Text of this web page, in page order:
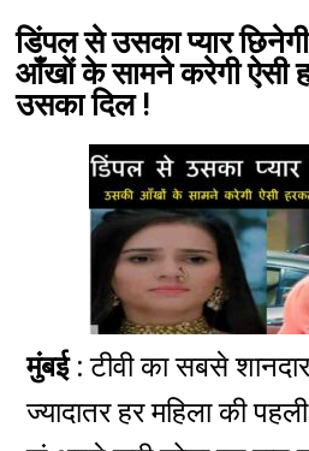
डिंपल से उसका प्यार
आँखों के सामने करेगी ऐसी
उसका दिल !
मुंबई :टीवी का सबसे
ज्यादातर हर महिला की